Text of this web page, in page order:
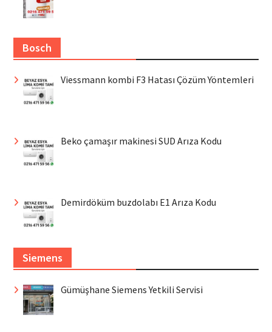
Bosch
Viessmann kombi F3 Hatası Çözüm Yöntemleri
Beko çamaşır makinesi SUD Arıza Kodu
Demirdöküm buzdolabı E1 Arıza Kodu
Siemens
Gümüşhane Siemens Yetkili Servisi